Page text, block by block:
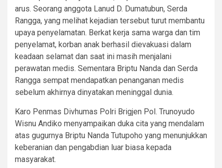
arus. Seorang anggota Lanud D. Dumatubun, Serda
Rangga, yang melihat kejadian tersebut turut membantu
upaya penyelamatan. Berkat kerja sama warga dan tim
penyelamat, korban anak berhasil dievakuasi dalam
keadaan selamat dan saat ini masih menjalani
perawatan medis. Sementara Briptu Nanda dan Serda
Rangga sempat mendapatkan penanganan medis
sebelum akhirnya dinyatakan meninggal dunia.
Karo Penmas Divhumas Polri Brigjen Pol. Trunoyudo
Wisnu Andiko menyampaikan duka cita yang mendalam
atas gugurnya Briptu Nanda Tutupoho yang menunjukkan
keberanian dan pengabdian luar biasa kepada
masyarakat.